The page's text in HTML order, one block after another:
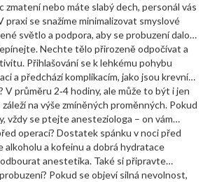
bdělosti.
zmatení nebo máte slabý dech, personál vás
praxi se snažíme minimalizovat smyslové
světlo a podpora, aby se probuzení dalo
Nechte tělo přirozeně odpočívat a
Přihlašování se k lehkému pohybu
a předchází komplikacím, jako jsou krevní
V průměru 2‑4 hodiny, ale může to být i jen
na výše zmíněných proměnných. Pokud
vždy se ptejte anesteziologa – on vám
operací? Dostatek spánku v noci před
alkoholu a kofeinu a dobrá hydratace
anestetika. Také si připravte
k pití na zotavovací pokoj – to vám
Pokud se objeví silná nevolnost,